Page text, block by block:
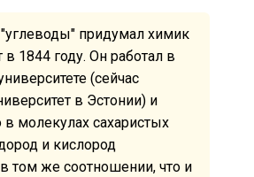
придумал химик
1844 году. Он работал в
(сейчас
в Эстонии) и
в молекулах сахаристых
и кислород
том же соотношении, что и